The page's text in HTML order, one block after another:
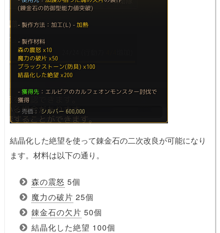
結晶化した絶望を使って錬金石の二次改良が可能になり
ます。材料は以下の通り。
森の震怒 5個
魔力の破片 25個
錬金石の欠片 50個
結晶化した絶望 100個